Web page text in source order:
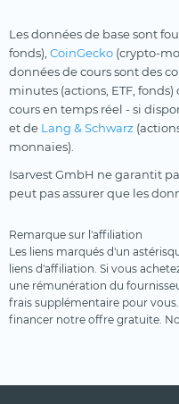
Les données de base sont
fonds), CoinGecko (crypto-
données de cours sont des
minutes (actions, ETF, fonds)
cours en temps réel - si
et de Lang & Schwarz
monnaies).
Isarvest GmbH ne garantit
peut pas assurer que les
Remarque sur l'affiliation
Les liens marqués d'un
liens d'affiliation. Si vous
une rémunération du
frais supplémentaire pour
financer notre offre gratuite.